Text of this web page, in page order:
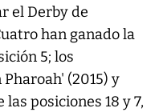
el Derby de
han ganado la
5; los
(2015) y
posiciones 18 y 7,